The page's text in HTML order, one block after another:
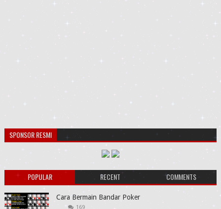
SPONSOR RESMI
POPULAR RECENT COMMENTS
Cara Bermain Bandar Poker
169